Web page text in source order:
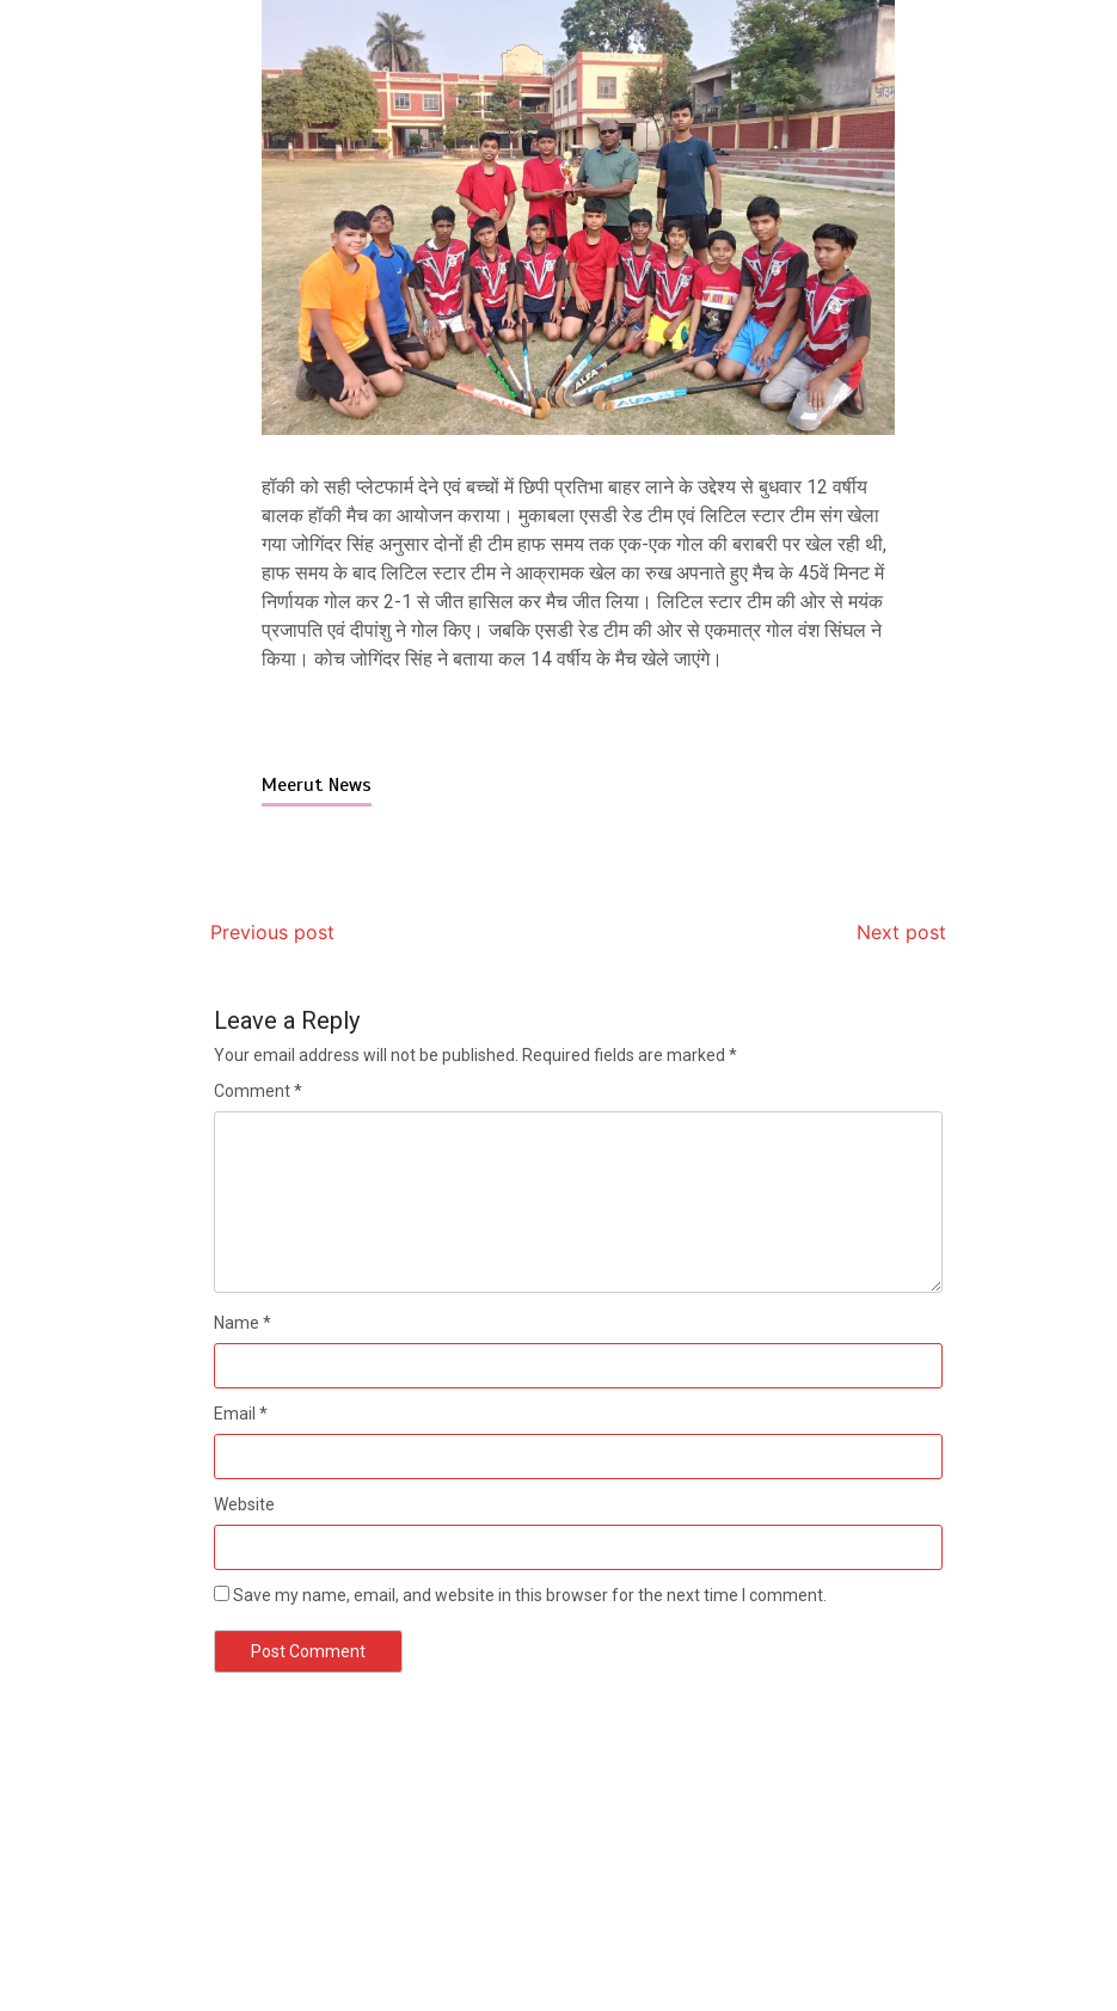
हॉकी को सही प्लेटफार्म देने एवं बच्चों में छिपी प्रतिभा बाहर लाने के उद्देश्य से बुधवार 12 वर्षीय
बालक हॉकी मैच का आयोजन कराया। मुकाबला एसडी रेड टीम एवं लिटिल स्टार टीम संग खेला
गया जोगिंदर सिंह अनुसार दोनों ही टीम हाफ समय तक एक-एक गोल की बराबरी पर खेल रही थी,
हाफ समय के बाद लिटिल स्टार टीम ने आक्रामक खेल का रुख अपनाते हुए मैच के 45वें मिनट में
निर्णायक गोल कर 2-1 से जीत हासिल कर मैच जीत लिया। लिटिल स्टार टीम की ओर से मयंक
प्रजापति एवं दीपांशु ने गोल किए। जबकि एसडी रेड टीम की ओर से एकमात्र गोल वंश सिंघल ने
किया। कोच जोगिंदर सिंह ने बताया कल 14 वर्षीय के मैच खेले जाएंगे।
Meerut News
Previous post Next post
Leave a Reply
Your email address will not be published. Required fields are marked *
Comment*
Name *
Email *
Website
Save my name, email, and website in this browser for the next time I comment.